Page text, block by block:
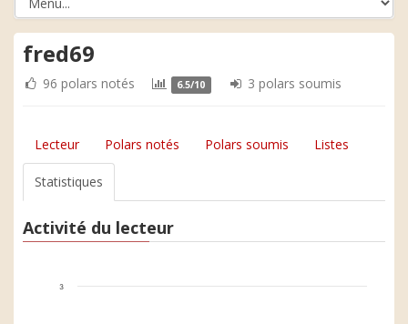
fred69
96 polars notés 6.5/10 3 polars soumis
Lecteur Polars notés Polars soumis Listes
Statistiques
Activité du lecteur
3